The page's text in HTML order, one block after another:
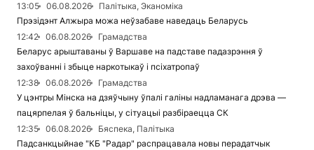
13:05
06.08.2026
Палітыка, Эканоміка
Прэзідэнт Алжыра можа неўзабаве наведаць Беларусь
12:42
06.08.2026
Грамадства
Беларус арыштаваны ў Варшаве на падставе падазрэння ў
захоўванні і збыце наркотыкаў і псіхатропаў
12:38
06.08.2026
Грамадства
У цэнтры Мінска на дзяўчыну ўпалі галіны надламанага дрэва —
пацярпелая ў бальніцы, у сітуацыі разбіраецца СК
12:35
06.08.2026
Бяспека, Палітыка
Падсанкцыйнае "КБ "Радар" распрацавала новы перадатчык